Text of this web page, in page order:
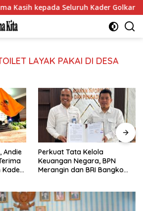
kepada Seluruh Kader Golkar
LAYAK PAKAI DI DESA
Perkuat Tata Kelola
Keuangan Negara, BPN
Merangin dan BRI Bangko